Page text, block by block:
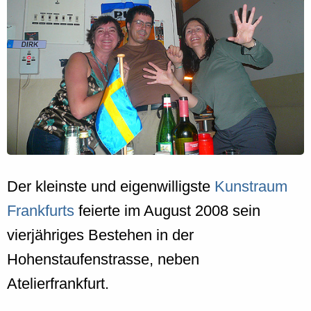
Der kleinste und eigenwilligste Kunstraum
Frankfurts feierte im August 2008 sein
vierjähriges Bestehen in der
Hohenstaufenstrasse, neben
Atelierfrankfurt.